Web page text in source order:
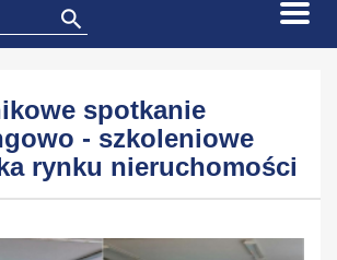
spotkanie
- szkoleniowe
rynku nieruchomości